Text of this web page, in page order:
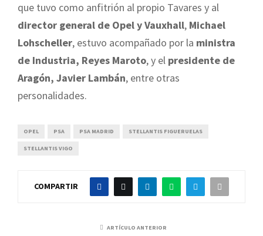
que tuvo como anfitrión al propio Tavares y al
director general de Opel y Vauxhall, Michael
Lohscheller, estuvo acompañado por la ministra
de Industria, Reyes Maroto, y el presidente de
Aragón, Javier Lambán, entre otras
personalidades.
OPEL PSA PSA MADRID STELLANTIS FIGUERUELAS
STELLANTIS VIGO
COMPARTIR
ARTÍCULO ANTERIOR